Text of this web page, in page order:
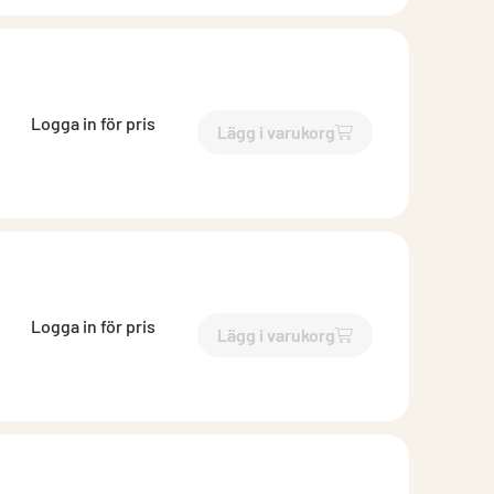
Logga in för pris Lägg i varukorg
`$Lägg till
Logga in för pris Lägg i varukorg
`$Lägg till